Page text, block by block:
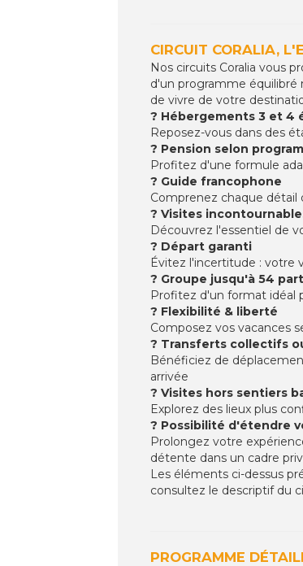
CIRCUIT CORALIA,
Nos circuits Coralia vous
d'un programme équilibré
de vivre de votre
? Hébergements 3 et 4
Reposez-vous dans des
? Pension selon
Profitez d'une formule
? Guide francophone
Comprenez chaque
? Visites
Découvrez l'essentiel de
? Départ garanti
Évitez l'incertitude : votre
? Groupe jusqu'à 54
Profitez d'un format idéal
? Flexibilité & liberté
Composez vos vacances
? Transferts collectifs
Bénéficiez de
arrivée
? Visites hors sentiers
Explorez des lieux plus
? Possibilité d'étendre
Prolongez votre
détente dans un cadre
Les éléments ci-dessus
consultez le descriptif du
PROGRAMME